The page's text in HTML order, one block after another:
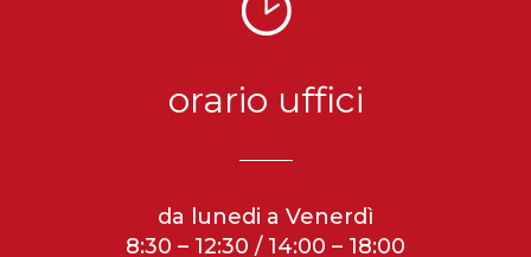
orario uffici
da lunedi a Venerdì
8:30 – 12:30 / 14:00 – 18:00